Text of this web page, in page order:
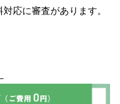
応に審査があります。